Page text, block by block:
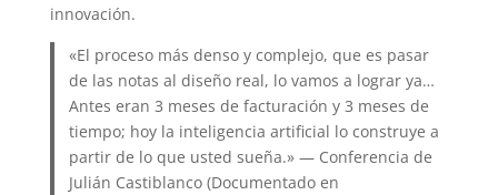
innovación.
«El proceso más denso y complejo, que es pasar
de las notas al diseño real, lo vamos a lograr ya…
Antes eran 3 meses de facturación y 3 meses de
tiempo; hoy la inteligencia artificial lo construye a
partir de lo que usted sueña.» — Conferencia de
Julián Castiblanco (Documentado en